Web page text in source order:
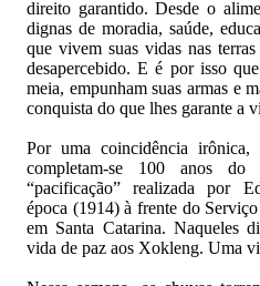
direito garantido. Desde o
dignas de moradia, saúde,
que vivem suas vidas nas terras
desapercebido. E é por isso
meia, empunham suas armas e
conquista do que lhes garante a
Por uma coincidência irônica,
completam-se 100 anos
“pacificação” realizada por
época (1914) à frente do
em Santa Catarina. Naqueles
vida de paz aos Xokleng. Uma